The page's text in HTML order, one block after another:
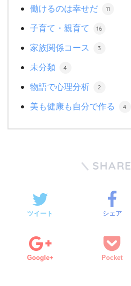
働けるのは幸せだ 11
子育て・親育て 16
家族関係コース 3
未分類 4
物語で心理分析 2
美も健康も自分で作る 4
SHARE
ツイート シェア
Google+ Pocket